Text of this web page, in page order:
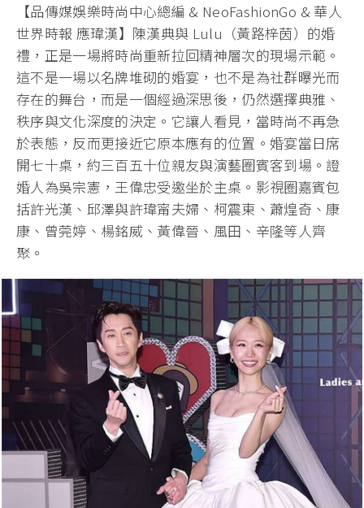
【品傳媒娛樂時尚中心總編 & NeoFashionGo & 華人
世界時報 應瑋漢】陳漢典與 Lulu（黃路梓茵）的婚
禮， 正是一場將時尚重新拉回精神層次的現場示範。
這不是一場以名牌堆砌的婚宴，也不是為社群曝光而
存在的舞台， 而是一個經過深思後，仍然選擇典雅、
秩序與文化深度的決定。 它讓人看見，當時尚不再急
於表態，反而更接近它原本應有的位置。婚宴當日席
開七十桌，約三百五十位親友與演藝圈賓客到場。 證
婚人為吳宗憲，王偉忠受邀坐於主桌。影視圈嘉賓包
括許光漢、 邱澤與許瑋甯夫婦、柯震東、蕭煌奇、康
康、曾莞婷、楊銘威、 黃偉晉、風田、辛隆等人齊
聚。